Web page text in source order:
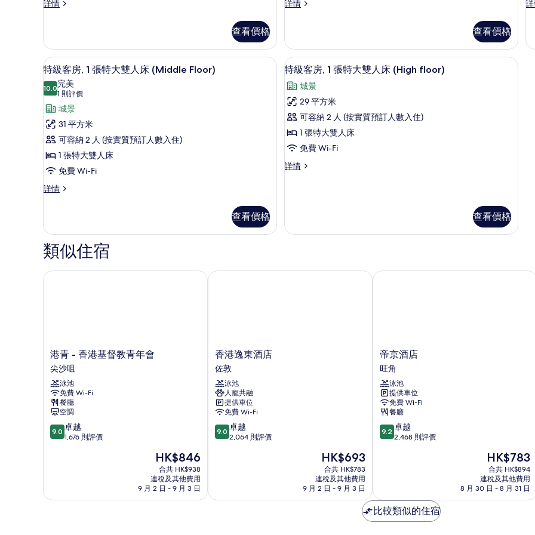
1
特
大
雙
人
床
及
1
張
梳
化
床
相
片
詳情
特
1
張
特
雙
床
及
張
梳
床
詳
情
查看價格
多
床
的
相
片
詳情
特
多
張
床
情
查看價格
的
套
臥
載
入
所
有
特
級
客
房,
1
大
雙
人
床
片
特級客房, 1 張特大雙人床 (Middle Floor) | 房內夾萬、遮光窗簾/窗簾、隔音、熨斗/熨衫板
6
特級客房, 1 張特大雙人床 (Middle Floor)
10.010.0 分，滿分 10 分
完美
1 則評價
(1
則
評
價)
城景
31 平方米
可容納 2 人 (按實質預訂人數入住)
1 張特大雙人床
免費 Wi-Fi
詳情
特
1
張
特
大
雙
查看價格
載
入
所
有
特
級
房,
大
特級客房, 1 張特大雙人床 (High
5
特級客房, 1 張特大雙人床 (High floor)
城景
29 平方米
可容納 2 人 (按實質預訂人數入住)
1 張特大雙人床
免費 Wi-Fi
詳情
特
特
床
查看價格
類似住宿
港
青
-
香
港
基
督
教
青
港青 - 香港基督教青年會
尖沙咀
泳池
免費 Wi-Fi
餐廳
空調
9.0
分
卓
9.0 卓越
1,676 則評價
現
售
HK$846
HK$846
合共 HK$938
連稅及其他費用
9 月 2 日 - 9 月 3 日
港青 - 香港基督教青年會
香
港
逸
東
酒
店
佐
敦
香港逸東酒店
佐敦
泳池
人寵共融
提供車位
免費 Wi-Fi
9.0
分
卓
9.0 卓越
2,064 則評價
現
售
HK$693
HK$693
合共 HK$783
連稅及其他費用
9 月 2 日 - 9 月 3 日
香港逸東酒店
帝
京
酒
店
旺
角
帝京酒店
旺角
泳池
提供車位
免費 Wi-Fi
餐廳
9.2
分
卓
越，
2,468
9.2 卓越
2,468 則評價
現
售
HK$783
HK$783
合共 HK$894
連稅及其他費用
8 月 30 日 - 8 月 31 日
帝京酒店
比較類似的住宿